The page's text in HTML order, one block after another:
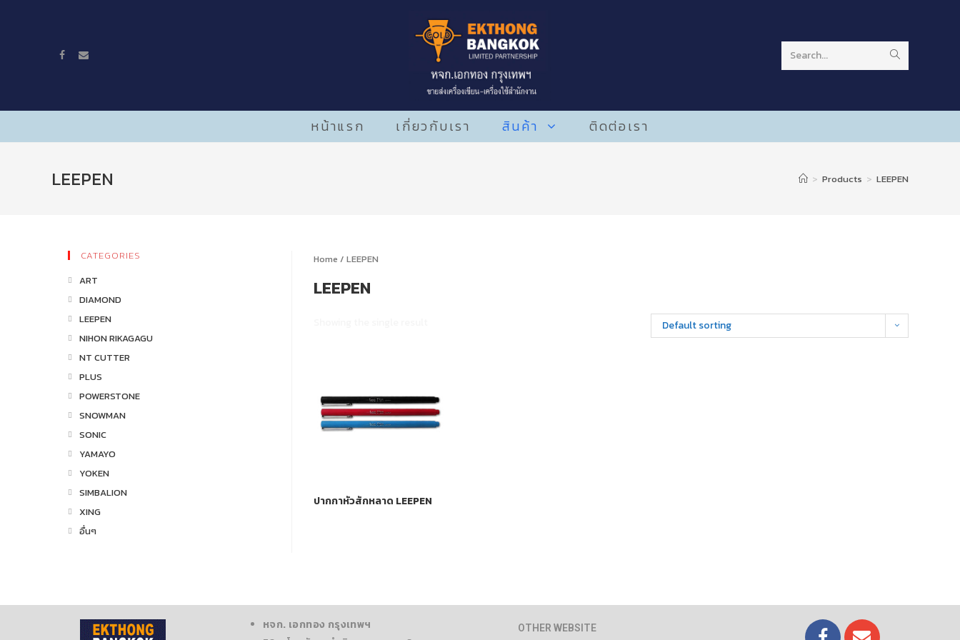
Search...
หน้าแรก เกี่ยวกับเรา สินค้า ติดต่อเรา
LEEPEN > Products > LEEPEN
Home / LEEPEN
LEEPEN
Default sorting
ปากกาหัวสักหลาด LEEPEN
CATEGORIES
ART
DIAMOND
LEEPEN
NIHON RIKAGAGU
NT CUTTER
PLUS
POWERSTONE
SNOWMAN
SONIC
YAMAYO
YOKEN
SIMBALION
XING
อื่นๆ
หจก. เอกทอง กรุงเทพฯ
OTHER WEBSITE